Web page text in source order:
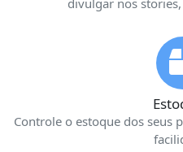
divulgar nos
Controle o estoque dos seus